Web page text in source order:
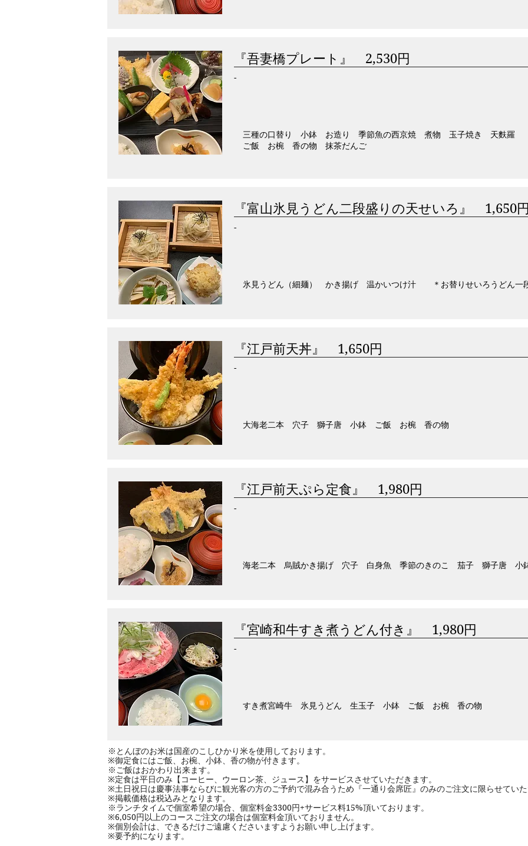
『吾妻橋プレート』 2,530円
-
三種の口替り 小鉢 お造り 季節魚の西京焼 煮物 玉子焼き 天麩羅
ご飯 お椀 香の物 抹茶だんご
『富山氷見うどん二段盛りの天せいろ』 1,650円
-
氷見うどん（細麺） かき揚げ 温かいつけ汁 ＊お替りせいろうどん一
『江戸前天丼』 1,650円
-
大海老二本 穴子 獅子唐 小鉢 ご飯 お椀 香の物
『江戸前天ぷら定食』 1,980円
-
海老二本 烏賊かき揚げ 穴子 白身魚 季節のきのこ 茄子 獅子唐
『宮崎和牛すき煮うどん付き』 1,980円
-
すき煮宮崎牛 氷見うどん 生玉子 小鉢 ご飯 お椀 香の物
※とんぼのお米は国産のこしひかり米を使用しております。​
※御定食にはご飯、お椀、小鉢、香の物が付きます。
※ご飯はおかわり出来ます。
※定食は平日のみ【コーヒー、ウーロン茶、ジュース】を​サービスさせていただきます。
※土日祝日は慶事法事ならびに観光客の方のご予約で混み合うため『一通り会席匠』のみのご注文に限らせていた
※掲載価格は税込みとなります。
※ランチタイムで個室希望の場合、個室料金3300円+サービス料15%頂いております。
※6,050円以上のコースご注文の場合は個室料金頂いておりません。
​※個別会計は、できるだけご遠慮くださいますようお願い申し上げます。
​※要予約になります。